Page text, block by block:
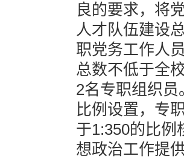
良的要求，将
人才队伍建设
职党务工作人
总数不低于全
2名专职组织
比例设置，专
于1:350的比例
想政治工作提